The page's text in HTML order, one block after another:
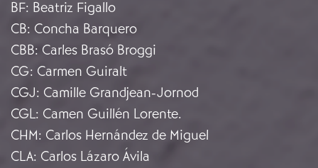
BF: Beatriz Figallo
CB: Concha Barquero
CBB: Carles Brasó Broggi
CG: Carmen Guiralt
CGJ: Camille Grandjean-Jornod
CGL: Camen Guillén Lorente.
CHM: Carlos Hernández de Miguel
CLA: Carlos Lázaro Ávila